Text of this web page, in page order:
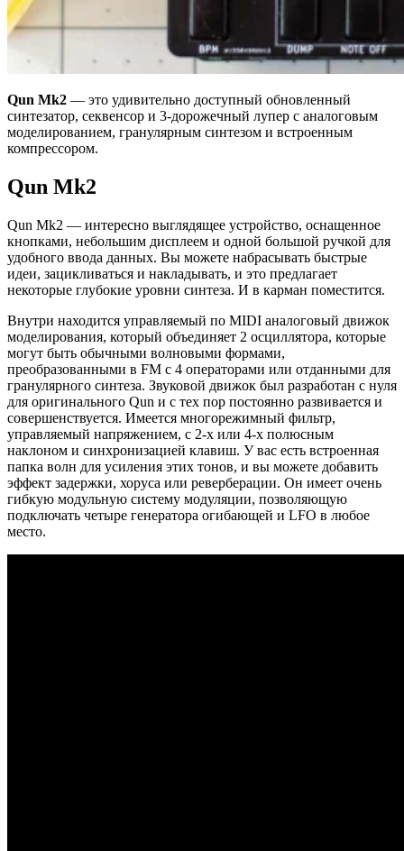
Qun Mk2 — это удивительно доступный обновленный
синтезатор, секвенсор и 3-дорожечный лупер с аналоговым
моделированием, гранулярным синтезом и встроенным
компрессором.
Qun Mk2
Qun Mk2 — интересно выглядящее устройство, оснащенное
кнопками, небольшим дисплеем и одной большой ручкой для
удобного ввода данных. Вы можете набрасывать быстрые
идеи, зацикливаться и накладывать, и это предлагает
некоторые глубокие уровни синтеза. И в карман поместится.
Внутри находится управляемый по MIDI аналоговый движок
моделирования, который объединяет 2 осциллятора, которые
могут быть обычными волновыми формами,
преобразованными в FM с 4 операторами или отданными для
гранулярного синтеза. Звуковой движок был разработан с нуля
для оригинального Qun и с тех пор постоянно развивается и
совершенствуется. Имеется многорежимный фильтр,
управляемый напряжением, с 2-х или 4-х полюсным
наклоном и синхронизацией клавиш. У вас есть встроенная
папка волн для усиления этих тонов, и вы можете добавить
эффект задержки, хоруса или реверберации. Он имеет очень
гибкую модульную систему модуляции, позволяющую
подключать четыре генератора огибающей и LFO в любое
место.